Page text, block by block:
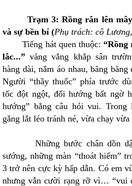
Trạm 3: Rồng rắn lên mây
và sự bền bỉ (Phụ trách: cô
Tiếng hát quen thuộc: “Rồng
lắc...”văng vẳng khắp sân
hàng dài, nắm áo nhau, băng
Người “thầy thuốc” phía trước
tốc đột ngột, đổi hướng bất ngờ
hướng” bằng câu hỏi vui.
gắng lắt léo tránh né, vừa chạy
Những bước chân dồn
sướng, những màn “thoát hiểm”
3 trở nên cực kỳ hấp dẫn. Có em
nhưng vẫn cười rạng rỡ vì… “vui